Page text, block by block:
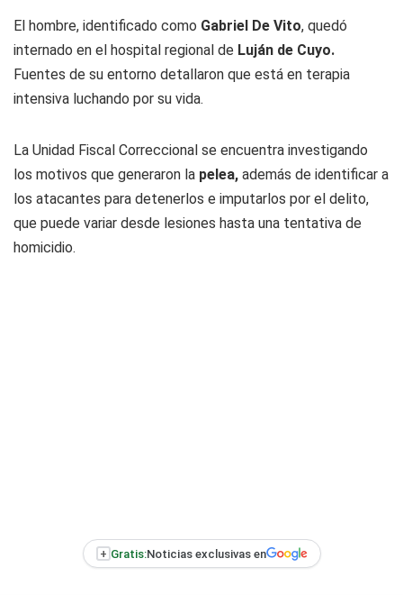
El hombre, identificado como Gabriel De Vito, quedó
internado en el hospital regional de Luján de Cuyo.
Fuentes de su entorno detallaron que está en terapia
intensiva luchando por su vida.
La Unidad Fiscal Correccional se encuentra investigando
los motivos que generaron la pelea, además de identificar a
los atacantes para detenerlos e imputarlos por el delito,
que puede variar desde lesiones hasta una tentativa de
homicidio.
+ Gratis:Noticias exclusivas en